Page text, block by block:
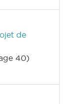
de
40)